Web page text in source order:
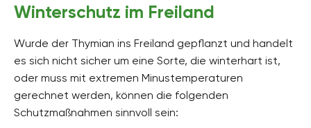
Winterschutz im Freiland
Wurde der Thymian ins Freiland gepflanzt und handelt
es sich nicht sicher um eine Sorte, die winterhart ist,
oder muss mit extremen Minustemperaturen
gerechnet werden, können die folgenden
Schutzmaßnahmen sinnvoll sein: